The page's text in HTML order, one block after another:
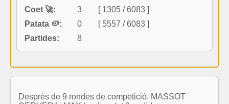
Coet 🚀:
3
[ 1305 / 6083 ]
Patata 🥔:
0
[ 5557 / 6083 ]
Partides:
8
Després de 9 rondes de competició, MASSOT